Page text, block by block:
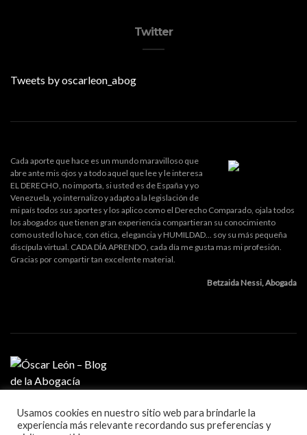
Twitter
Tweets by oscarleon_abog
Cada aporte que hace es un mundo maravilloso que
abre ante mis ojos y a todo aquel que lee y le interesa
EL DERECHO, no importa, si usted es de España y yo
Venezuela, yo internalizo y adapto a la legislación de
mi país todos sus aportes y los aplico como el Derecho Comparado, ojala todos
los abogados que tienen gran experiencia compartieran su conocimiento
como usted lo hace, con ética, elegancia y HUMILDAD... soy su más pequeña
discípula virtual. CADA DÍA APRENDO, cada día me gusta mas mi profesión.
Gracias por compartir tan excelente material.
Betzaida Nessi, Abogada
MI PROFESIÓN
Usamos cookies en nuestro sitio web para brindarle la
experiencia más relevante recordando sus preferencias y